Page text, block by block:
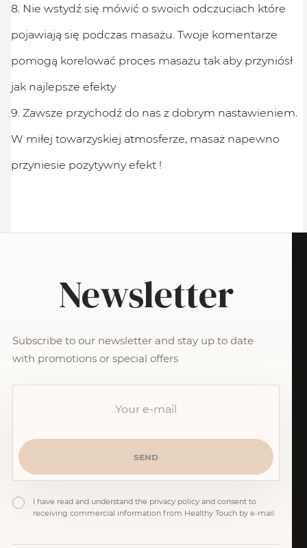
8. Nie wstydź się mówić o swoich odczuciach które
pojawiają się podczas masażu. Twoje komentarze
pomogą korelować proces masażu tak aby przyniósł
jak najlepsze efekty
9. Zawsze przychodź do nas z dobrym nastawieniem.
W miłej towarzyskiej atmosferze, masaż napewno
przyniesie pozytywny efekt !
Newsletter
Subscribe to our newsletter and stay up to date
with promotions or special offers
I have read and understand the privacy policy and consent to
receiving commercial information from Healthy Touch by e-mail.